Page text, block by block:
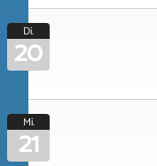
Di.
20
Mi.
21